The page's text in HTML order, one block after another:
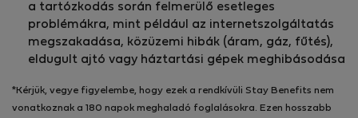
a tartózkodás során felmerülő esetleges
problémákra, mint például az internetszolgáltatás
megszakadása, közüzemi hibák (áram, gáz, fűtés),
eldugult ajtó vagy háztartási gépek meghibásodása
*Kérjük, vegye figyelembe, hogy ezek a rendkívüli Stay Benefits nem
vonatkoznak a 180 napok meghaladó foglalásokra. Ezen hosszabb